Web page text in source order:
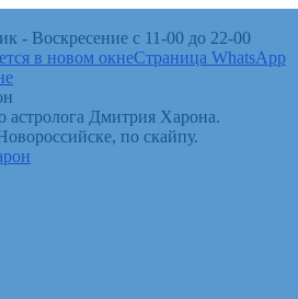
- Воскресение с 11-00 до 22-00
в новом окнеСтраница WhatsApp
астролога Дмитрия Харона.
по скайпу.